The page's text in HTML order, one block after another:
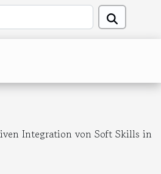
Integration von Soft Skills in